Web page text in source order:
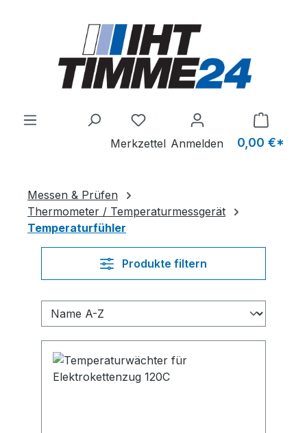
Du hast 0 Produkte auf dem
Merkzettel Anmelden 0,00 €*
Messen & Prüfen
Thermometer / Temperaturmessgerät
Temperaturfühler
Produkte filtern